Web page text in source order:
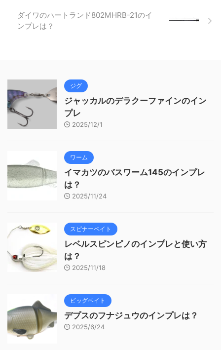
ダイワのハートランド802MHRB-21のイ
ンプレは？
ジグ
ジャッカルのデラクーファインのイン
プレ
2025/12/1
ワーム
イマカツのバスワーム145のインプレ
は？
2025/11/24
スピナーベイト
レベルスピンピノのインプレと使い方
は？
2025/11/18
ビッグベイト
デプスのフナジュウのインプレは？
2025/6/24